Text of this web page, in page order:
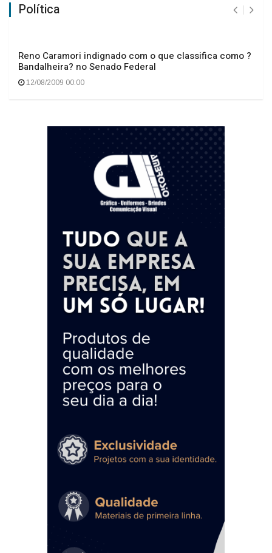
Política
Reno Caramori indignado com o que classifica como ?
Bandalheira? no Senado Federal
12/08/2009 00:00